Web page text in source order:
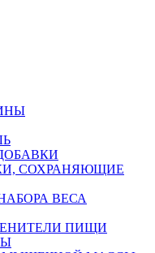
СОХРАНЯЮЩИЕ
ВЕСА
ПИЩИ